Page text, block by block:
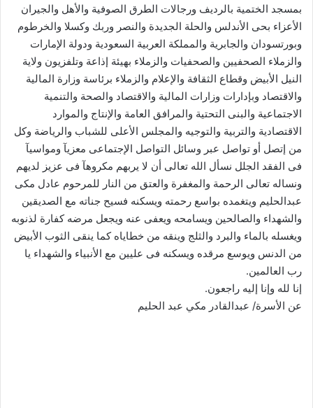
بمسجد الختمية بالرديف ورجالات الطرق الصوفية والأهل والجيران
الأعزاء بحى الأندلس والحلة الجديدة والنصر وربك وكسلا والخرطوم
وبورتسودان والجابرية والمملكة العربية السعودية ودولة الإمارات
والزملاء الصحفيين والصحفيات والزملاء بهيئة إذاعة وتلفزيون ولاية
النيل الأبيض وقطاع الثقافة والإعلام والزملاء برئاسة وزارة المالية
والاقتصاد وبإدارات وزارات المالية والاقتصاد والصحة والتنمية
الاجتماعية والبنى التحتية والمرافق العامة والإنتاج والموارد
الاقتصادية والتربية والتوجيه والمجلس الأعلى للشباب والرياضة وكل
من إتصل أو تواصل عبر وسائل التواصل الإجتماعى معزيآ ومواسيآ
فى الفقد الجلل نسأل الله تعالى أن لا يربهم مكروهآ فى عزيز لديهم
ونساله تعالى الرحمة والمغفرة والعتق من النار للمرحوم عادل مكى
عبدالحليم ويتغمده بواسع رحمته ويسكنه فسيح جناته مع الصديقين
والشهداء والصالحين ويسامحه ويعفى عنه ويجعل مرضه كفارة لذنوبه
ويغسله بالماء والبرد والثلج وينقه من خطاياه كما ينقى الثوب الأبيض
من الدنس ويوسع مرقده ويسكنه فى عليين مع الأنبياء والشهداء يا
رب العالمين.
إنا لله وإنا إليه راجعون.
عن الأسرة/ عبدالقادر مكي عبد الحليم